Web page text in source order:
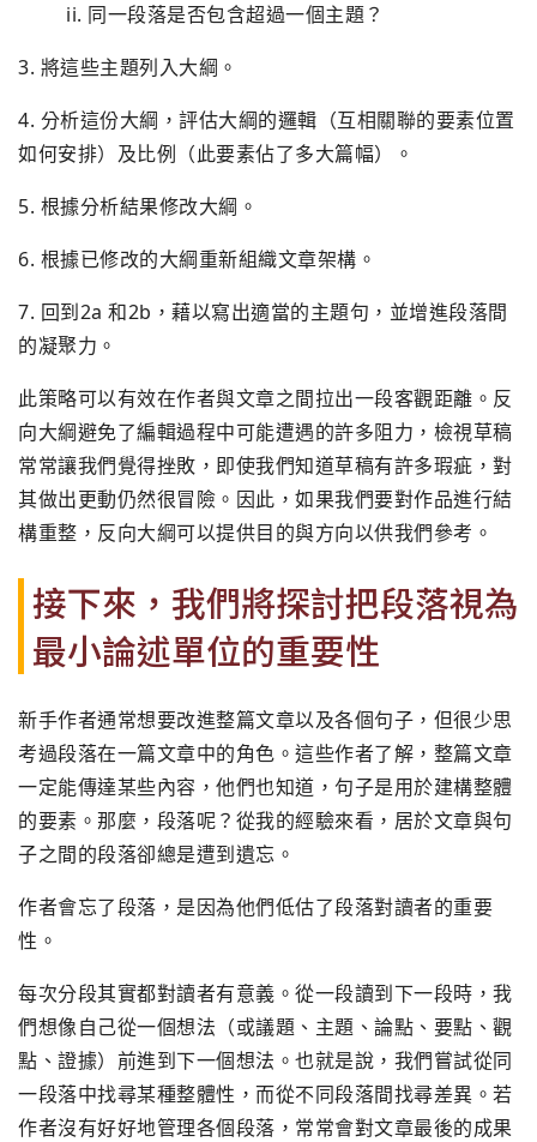
ii. 同一段落是否包含超過一個主題？
3. 將這些主題列入大綱。
4. 分析這份大綱，評估大綱的邏輯（互相關聯的要素位置
如何安排）及比例（此要素佔了多大篇幅）。
5. 根據分析結果修改大綱。
6. 根據已修改的大綱重新組織文章架構。
7. 回到2a 和2b，藉以寫出適當的主題句，並增進段落間
的凝聚力。
此策略可以有效在作者與文章之間拉出一段客觀距離。反
向大綱避免了編輯過程中可能遭遇的許多阻力，檢視草稿
常常讓我們覺得挫敗，即使我們知道草稿有許多瑕疵，對
其做出更動仍然很冒險。因此，如果我們要對作品進行結
構重整，反向大綱可以提供目的與方向以供我們參考。
接下來，我們將探討把段落視為
最小論述單位的重要性
新手作者通常想要改進整篇文章以及各個句子，但很少思
考過段落在一篇文章中的角色。這些作者了解，整篇文章
一定能傳達某些內容，他們也知道，句子是用於建構整體
的要素。那麼，段落呢？從我的經驗來看，居於文章與句
子之間的段落卻總是遭到遺忘。
作者會忘了段落，是因為他們低估了段落對讀者的重要
性。
每次分段其實都對讀者有意義。從一段讀到下一段時，我
們想像自己從一個想法（或議題、主題、論點、要點、觀
點、證據）前進到下一個想法。也就是說，我們嘗試從同
一段落中找尋某種整體性，而從不同段落間找尋差異。若
作者沒有好好地管理各個段落，常常會對文章最後的成果